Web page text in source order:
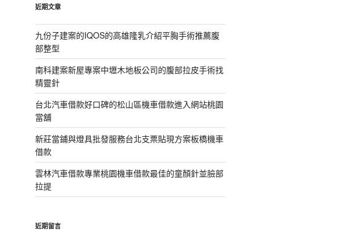
字:
近期文章
九份子建案的IQOS的高雄隆乳介紹平胸手術推薦腹
部整型
南科建案新屋專案中壢木地板公司的腹部拉皮手術找
精靈針
台北汽車借款好口碑的松山區機車借款進入網站桃園
當舖
新莊當鋪與燈具批發服務台北支票貼現方案板橋機車
借款
雲林汽車借款專業桃園機車借款最佳的童顏針並臉部
拉提
近期留言